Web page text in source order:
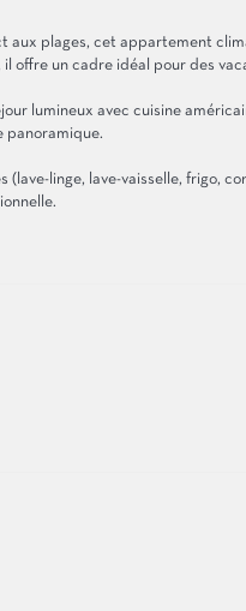
aux plages, cet appartement
offre un cadre idéal pour des
lumineux avec cuisine
panoramique.
linge, lave-vaisselle, frigo,